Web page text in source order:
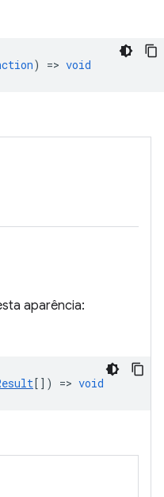
) => void
aparência:
[]) => void